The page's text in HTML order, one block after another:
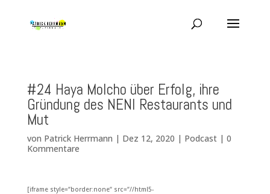
#24 Haya Molcho über Erfolg, ihre
Gründung des NENI Restaurants und
Mut
von Patrick Herrmann | Dez 12, 2020 | Podcast| 0
Kommentare
[iframe style=“border:none“ src=“//html5-